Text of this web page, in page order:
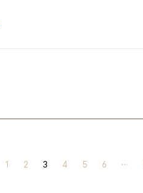
1 2 3 4 5 6 ···